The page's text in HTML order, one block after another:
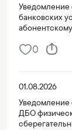
Уведомление
банковских
0
01.08.2026
Уведомление
ДБО